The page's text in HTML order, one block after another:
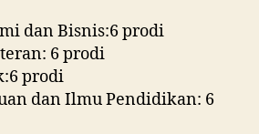
dan Bisnis:6 prodi
6 prodi
prodi
dan Ilmu Pendidikan: 6